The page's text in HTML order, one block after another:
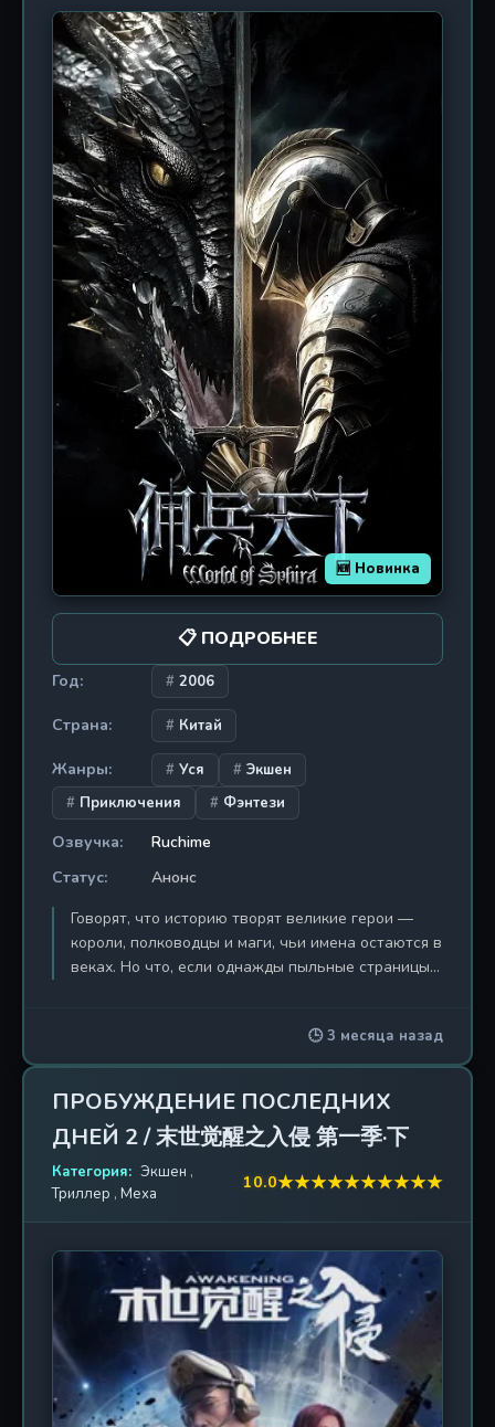
🆕 Новинка
📋 ПОДРОБНЕЕ
Год: 2006
Страна: Китай
Жанры: Уся
Экшен
Приключения
Фэнтези
Озвучка:
Ruchime
Статус:
Анонс
Говорят, что историю творят великие герои —
короли, полководцы и маги, чьи имена остаются в
веках. Но что, если однажды пыльные страницы
крови? Именно с этого вопроса начинается сага
«Мир Сфиры», разворачивающаяся на просторах
континента Эйм, где магия переплетается с
железом, а судьбы целых государств зависят от
прихоти меча. В центре повествования — троица
безвестных искателей приключений: Айми
Хаббер, юноша с душой стратега и циничной
лучник, хранящий тайны древней расы. Они
начинают как обычные «псы войны», готовые за
золотой выполнить любой приказ. Но когда в
мире происходит великий катаклизм и старые
империи начинают рушиться, именно эти трое
оказываются в эпицентре бури — не как пешки, а
как игроки, меняющие саму доску. История,
🕒 3 месяца назад
ПРОБУЖДЕНИЕ ПОСЛЕДНИХ
ДНЕЙ 2 / 末世觉醒之入侵 第一季·下
Категория: Экшен ,
Триллер , Меха
10.0★★★★★★★★★★